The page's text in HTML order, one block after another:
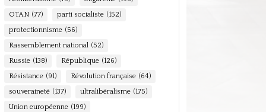
OTAN (77) parti socialiste (152)
protectionnisme (56)
Rassemblement national (52)
Russie (138) République (126)
Résistance (91) Révolution française (64)
souveraineté (137) ultralibéralisme (175)
Union européenne (199)